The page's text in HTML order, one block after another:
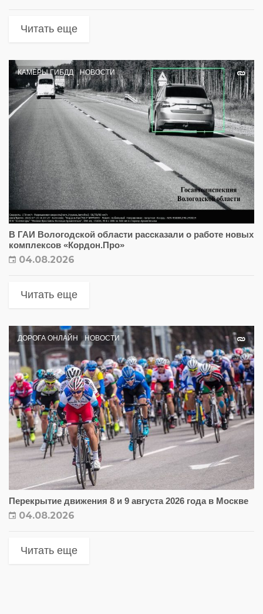
Читать еще
КАМЕРЫ ГИБДД НОВОСТИ
В ГАИ Вологодской области рассказали о работе новых
комплексов «Кордон.Про»
04.08.2026
Читать еще
ДОРОГА ОНЛАЙН НОВОСТИ
Перекрытие движения 8 и 9 августа 2026 года в Москве
04.08.2026
Читать еще